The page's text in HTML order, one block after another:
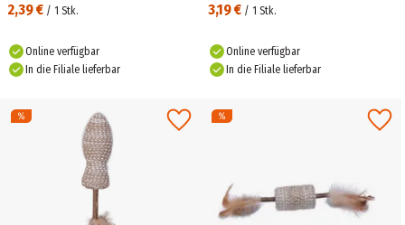
2,39 € / 1 Stk.
Online verfügbar
In die Filiale lieferbar
3,19 € / 1 Stk.
Online verfügbar
In die Filiale lieferbar